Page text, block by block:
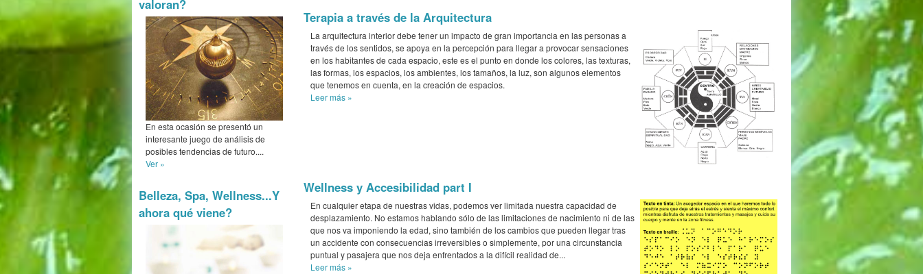
valoran?
En esta ocasión se presentó un
interesante juego de análisis de
posibles tendencias de futuro....
Ver »
Belleza, Spa, Wellness...Y
ahora qué viene?
Terapia a través de la Arquitectura
La arquitectura interior debe tener un impacto de gran importancia en las personas a
través de los sentidos, se apoya en la percepción para llegar a provocar sensaciones
en los habitantes de cada espacio, este es el punto en donde los colores, las texturas,
las formas, los espacios, los ambientes, los tamaños, la luz, son algunos elementos
que tenemos en cuenta, en la creación de espacios.
Leer más »
Wellness y Accesibilidad part I
En cualquier etapa de nuestras vidas, podemos ver limitada nuestra capacidad de
desplazamiento. No estamos hablando sólo de las limitaciones de nacimiento ni de las
que nos va imponiendo la edad, sino también de los cambios que pueden llegar tras
un accidente con consecuencias irreversibles o simplemente, por una circunstancia
puntual y pasajera que nos deja enfrentados a la difícil realidad de...
Leer más »